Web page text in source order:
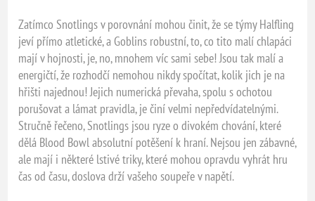
Zatímco Snotlings v porovnání mohou činit, že se týmy Halfling
jeví přímo atletické, a Goblins robustní, to, co tito malí chlapáci
mají v hojnosti, je, no, mnohem víc sami sebe! Jsou tak malí a
energičtí, že rozhodčí nemohou nikdy spočítat, kolik jich je na
hřišti najednou! Jejich numerická převaha, spolu s ochotou
porušovat a lámat pravidla, je činí velmi nepředvídatelnými.
Stručně řečeno, Snotlings jsou ryze o divokém chování, které
dělá Blood Bowl absolutní potěšení k hraní. Nejsou jen zábavné,
ale mají i některé lstivé triky, které mohou opravdu vyhrát hru
čas od času, doslova drží vašeho soupeře v napětí.